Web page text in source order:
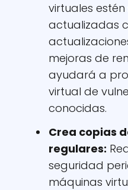
virtuales
actualizadas
mejoras de
ayudará a
virtual de
conocidas.
Crea copias
regulares:
seguridad
máquinas